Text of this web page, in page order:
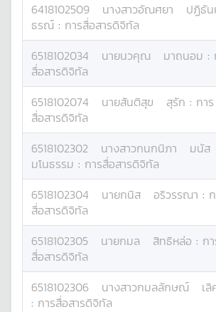
6418102509 นางสาวอัณศยา
ปฏิธั
ธรณ์ : การสื่อสารดิจิทัล
6518102034 นายนวคุณ มาถนอม :
สื่อสารดิจิทัล
6518102074 นายสันติสุข สุรัก : การ
สื่อสารดิจิทัล
6518102302 นางสาวกนกนิภา
มนัส
มโนธรรม : การสื่อสารดิจิทัล
6518102304 นายกนิส อริวรรณา :
สื่อสารดิจิทัล
6518102305 นายกมล สิทธิหล่อ : ก
สื่อสารดิจิทัล
6518102306 นางสาวกมลลักษณ์
เ
: การสื่อสารดิจิทัล